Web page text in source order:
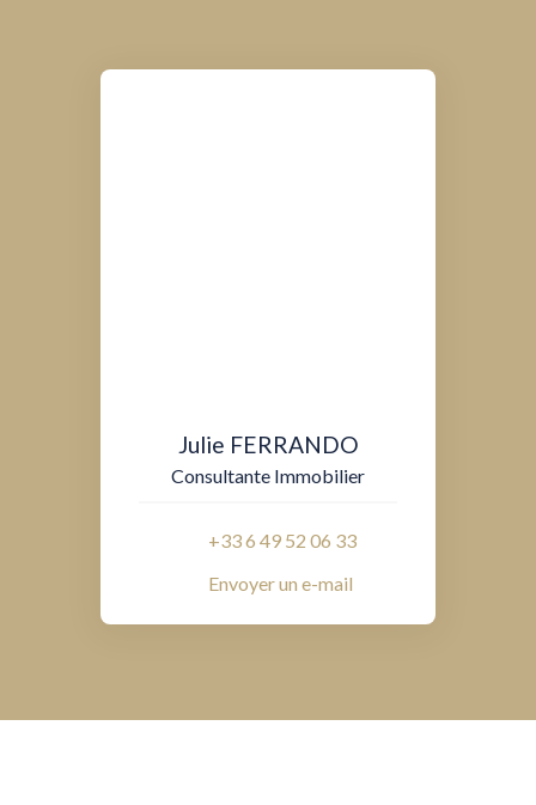
Julie FERRANDO
Consultante Immobilier
+33 6 49 52 06 33
Envoyer un e-mail